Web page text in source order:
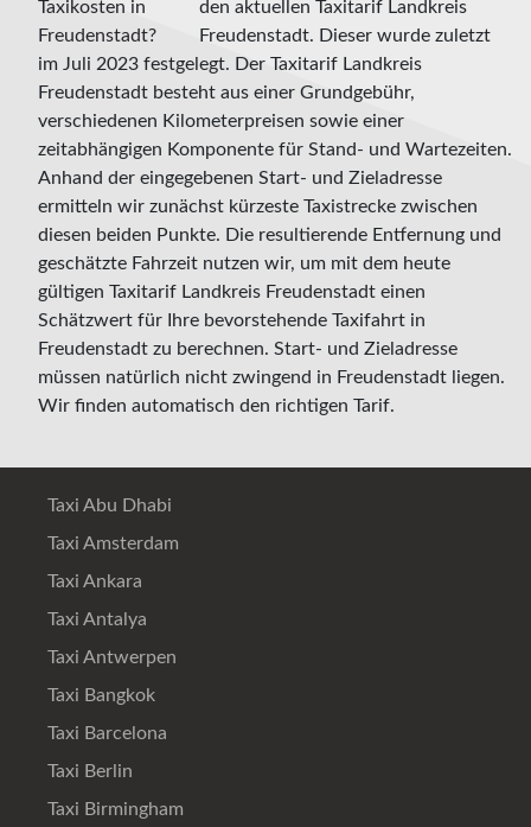
den aktuellen Taxitarif Landkreis
Freudenstadt. Dieser wurde zuletzt
im Juli 2023 festgelegt. Der Taxitarif Landkreis
Freudenstadt besteht aus einer Grundgebühr,
verschiedenen Kilometerpreisen sowie einer
zeitabhängigen Komponente für Stand- und Wartezeiten.
Anhand der eingegebenen Start- und Zieladresse
ermitteln wir zunächst kürzeste Taxistrecke zwischen
diesen beiden Punkte. Die resultierende Entfernung und
geschätzte Fahrzeit nutzen wir, um mit dem heute
gültigen Taxitarif Landkreis Freudenstadt einen
Schätzwert für Ihre bevorstehende Taxifahrt in
Freudenstadt zu berechnen. Start- und Zieladresse
müssen natürlich nicht zwingend in Freudenstadt liegen.
Wir finden automatisch den richtigen Tarif.
Taxi Abu Dhabi
Taxi Amsterdam
Taxi Ankara
Taxi Antalya
Taxi Antwerpen
Taxi Bangkok
Taxi Barcelona
Taxi Berlin
Taxi Birmingham